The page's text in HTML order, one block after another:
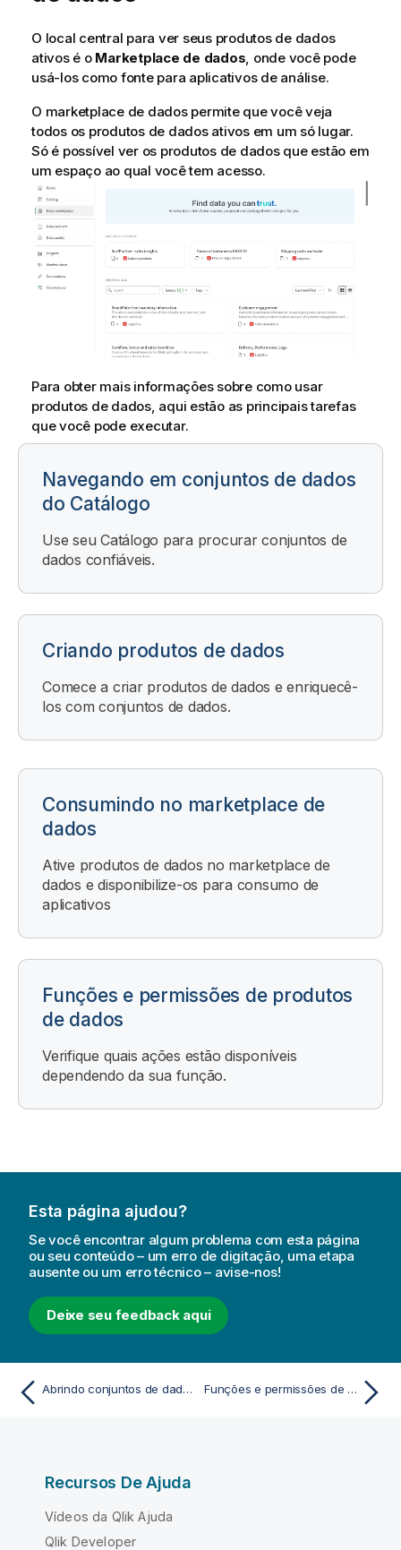
O local central para ver seus produtos de dados
ativos é o Marketplace de dados, onde você pode
usá-los como fonte para aplicativos de análise.
O marketplace de dados permite que você veja
todos os produtos de dados ativos em um só lugar.
Só é possível ver os produtos de dados que estão em
um espaço ao qual você tem acesso.
Para obter mais informações sobre como usar
produtos de dados, aqui estão as principais tarefas
que você pode executar.
Navegando em conjuntos de dados
do Catálogo
Use seu Catálogo para procurar conjuntos de
dados confiáveis.
Criando produtos de dados
Comece a criar produtos de dados e enriquecê-
los com conjuntos de dados.
Consumindo no marketplace de
dados
Ative produtos de dados no marketplace de
dados e disponibilize-os para consumo de
aplicativos
Funções e permissões de produtos
de dados
Verifique quais ações estão disponíveis
dependendo da sua função.
Esta página ajudou?
Se você encontrar algum problema com esta página
ou seu conteúdo – um erro de digitação, uma etapa
ausente ou um erro técnico – avise-nos!
Deixe seu feedback aqui
Abrindo conjuntos de dados em terceiros Funções e permissões de produtos de dados
Recursos De Ajuda
Vídeos da Qlik Ajuda
Qlik Developer